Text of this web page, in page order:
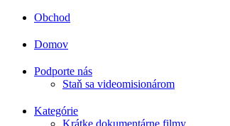
Obchod
Domov
Podporte nás
Staň sa videomisionárom
Kategórie
Krátke dokumentárne filmy